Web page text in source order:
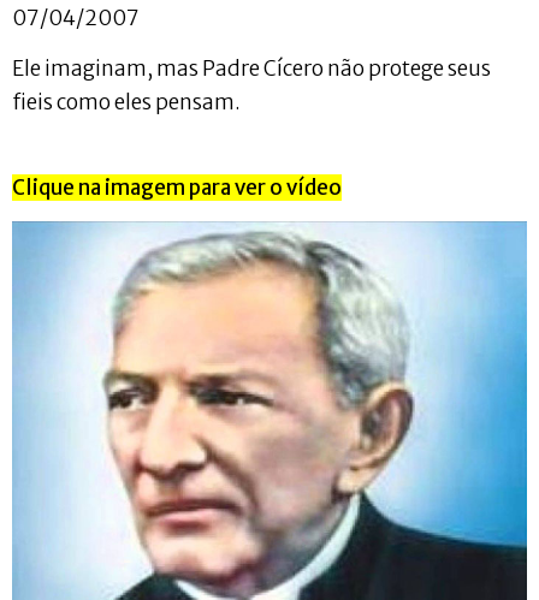
07/04/2007
Ele imaginam, mas Padre Cícero não protege seus
fieis como eles pensam.
Clique na imagem para ver o vídeo